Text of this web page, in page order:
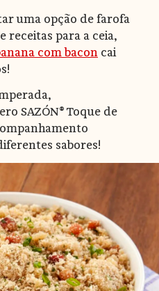
uma opção de farofa
receitas para a ceia,
com bacon cai
SAZÓN® Toque de
sabores!